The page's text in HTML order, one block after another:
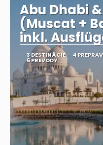
Abu Dhabi
(Muscat +
inkl.
3 DESTINÁCIE 4
6 PREVODY